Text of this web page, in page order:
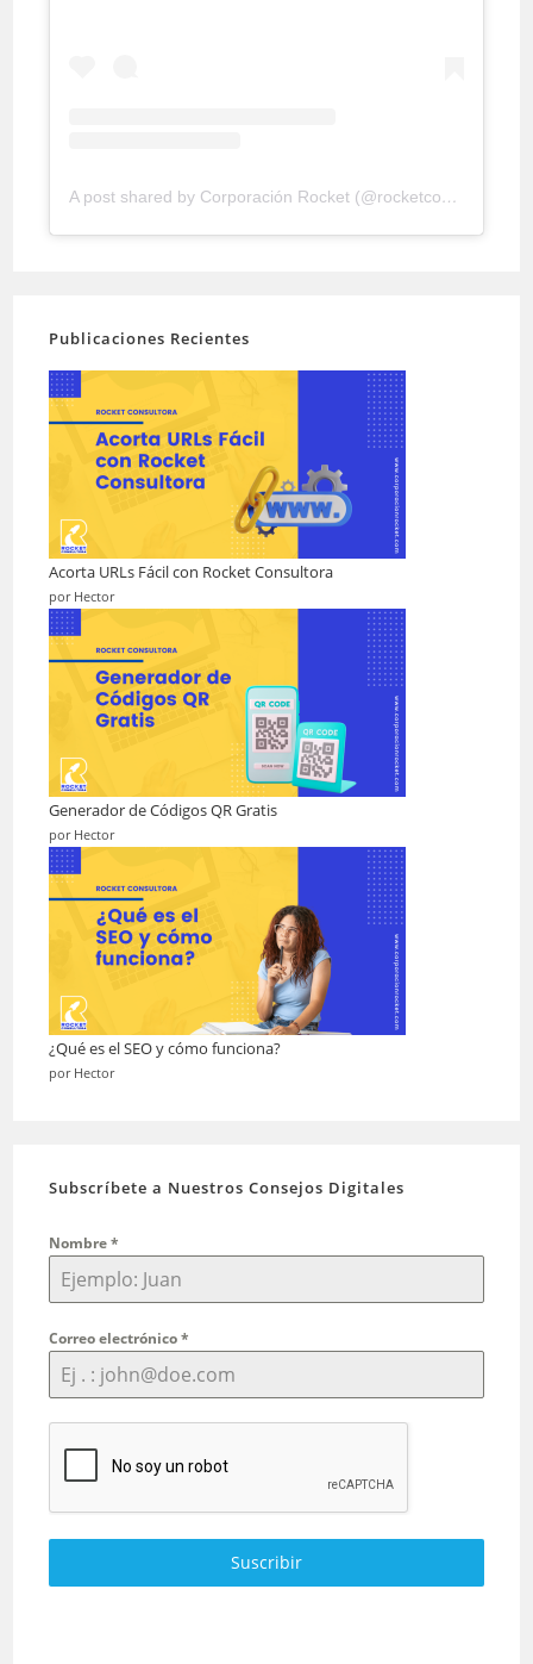
A post shared by Corporación Rocket (@rocketconsultora)
Publicaciones Recientes
Acorta URLs Fácil con Rocket Consultora
por Hector
Generador de Códigos QR Gratis
por Hector
¿Qué es el SEO y cómo funciona?
por Hector
Subscríbete a Nuestros Consejos Digitales
Nombre*
Correo electrónico*
Suscribir